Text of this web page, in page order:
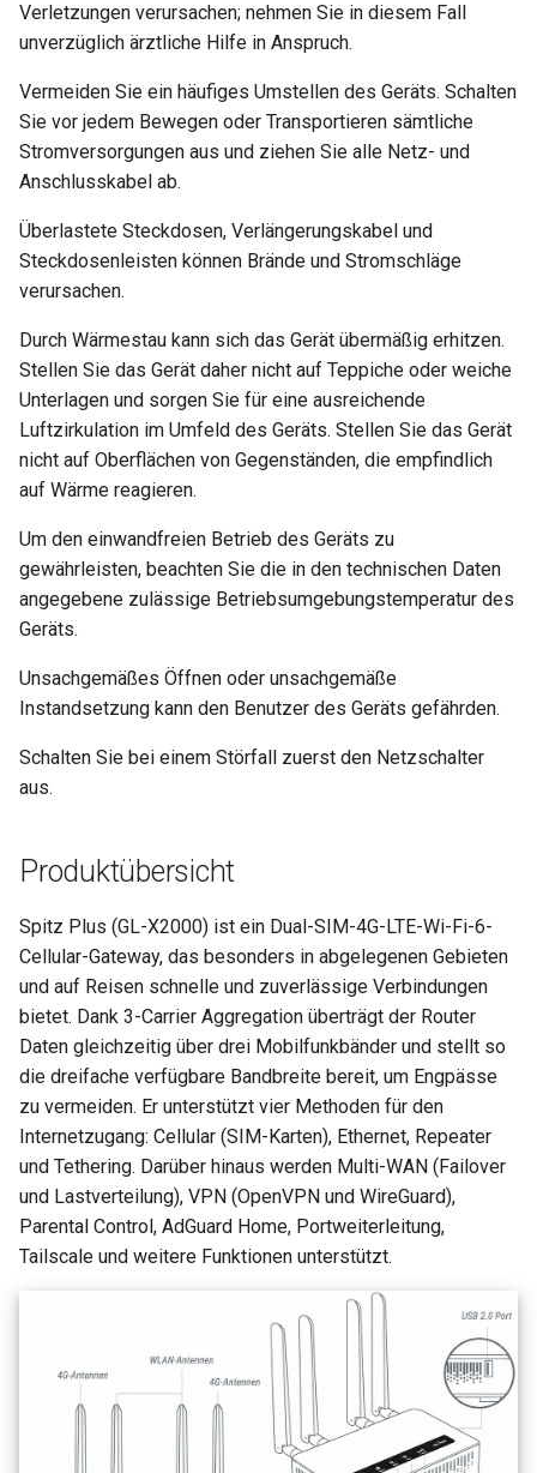
als erwartet?
Gerätekapazität meines
Routers?
Abdeckung meines
U-Boot-Version
AdGuard Home DNS am
vorbeileiten
Verletzungen verursachen; nehmen Sie in diesem Fall
unverzüglich ärztliche Hilfe in Anspruch.
Vermeiden Sie ein häufiges Umstellen des Geräts. Schalten
Sie vor jedem Bewegen oder Transportieren sämtliche
Stromversorgungen aus und ziehen Sie alle Netz- und
Anschlusskabel ab.
Überlastete Steckdosen, Verlängerungskabel und
Steckdosenleisten können Brände und Stromschläge
verursachen.
Durch Wärmestau kann sich das Gerät übermäßig erhitzen.
Stellen Sie das Gerät daher nicht auf Teppiche oder weiche
Unterlagen und sorgen Sie für eine ausreichende
Luftzirkulation im Umfeld des Geräts. Stellen Sie das Gerät
nicht auf Oberflächen von Gegenständen, die empfindlich
auf Wärme reagieren.
Um den einwandfreien Betrieb des Geräts zu
gewährleisten, beachten Sie die in den technischen Daten
angegebene zulässige Betriebsumgebungstemperatur des
Geräts.
Unsachgemäßes Öffnen oder unsachgemäße
Instandsetzung kann den Benutzer des Geräts gefährden.
Schalten Sie bei einem Störfall zuerst den Netzschalter
aus.
Produktübersicht
Spitz Plus (GL-X2000) ist ein Dual-SIM-4G-LTE-Wi-Fi-6-
Cellular-Gateway, das besonders in abgelegenen Gebieten
und auf Reisen schnelle und zuverlässige Verbindungen
bietet. Dank 3-Carrier Aggregation überträgt der Router
Daten gleichzeitig über drei Mobilfunkbänder und stellt so
die dreifache verfügbare Bandbreite bereit, um Engpässe
zu vermeiden. Er unterstützt vier Methoden für den
Internetzugang: Cellular (SIM-Karten), Ethernet, Repeater
und Tethering. Darüber hinaus werden Multi-WAN (Failover
und Lastverteilung), VPN (OpenVPN und WireGuard),
Parental Control, AdGuard Home, Portweiterleitung,
Tailscale und weitere Funktionen unterstützt.